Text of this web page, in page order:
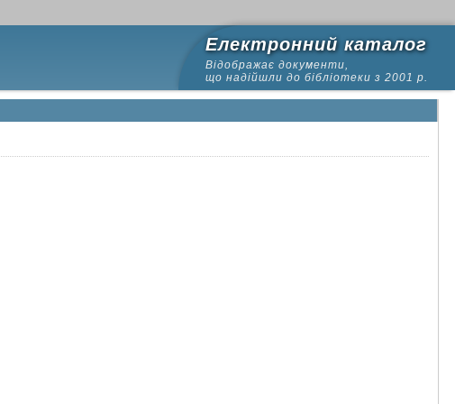
Електронний каталог
Відображає документи,
що надійшли до бібліотеки з 2001 р.